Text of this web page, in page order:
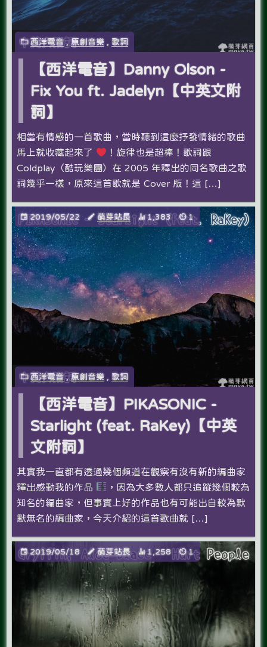
西洋電音,原創音樂 , 歌詞
【西洋電音】Danny Olson -
Fix You ft. Jadelyn【中英文附
詞】
相當有情感的一首歌曲，當時聽到這麼抒發情緒的歌曲
馬上就收藏起來了
！旋律也是超棒！歌詞跟
Coldplay（酷玩樂團）在 2005 年釋出的同名歌曲之歌
詞幾乎一樣，原來這首歌就是 Cover 版！這 […]
2019/05/22 萌芽站長 1,383 1
西洋電音,原創音樂 歌詞
【西洋電音】PIKASONIC -
Starlight (feat. RaKey)【中英
文附詞】
其實我一直都有透過幾個頻道在觀察有沒有新的編曲家
釋出感動我的作品
，因為大多數人都只追蹤幾個較為
知名的編曲家，但事實上好的作品也有可能出自較為默
默無名的編曲家，今天介紹的這首歌曲就 […]
2019/05/18 萌芽站長 1,258 1